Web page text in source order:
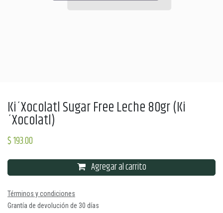
Ki´Xocolatl Sugar Free Leche 80gr (Ki
´Xocolatl)
$193.00
Agregar al carrito
Términos y condiciones
Grantía de devolución de 30 días